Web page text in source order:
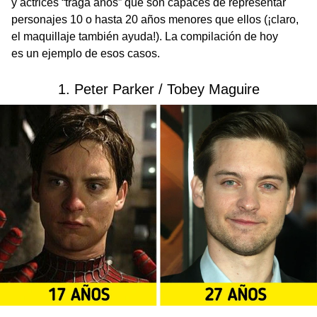
y actrices “traga años” que son capaces de representar
personajes 10 o hasta 20 años menores que ellos (¡claro,
el maquillaje también ayuda!). La compilación de hoy
es un ejemplo de esos casos.
1. Peter Parker / Tobey Maguire